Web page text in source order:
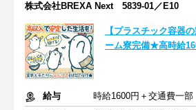
株式会社BREXA Next 5839-01／E10
【プラスチック容器
ーム寮完備★高時給
給与
時給1600円＋交通費一部